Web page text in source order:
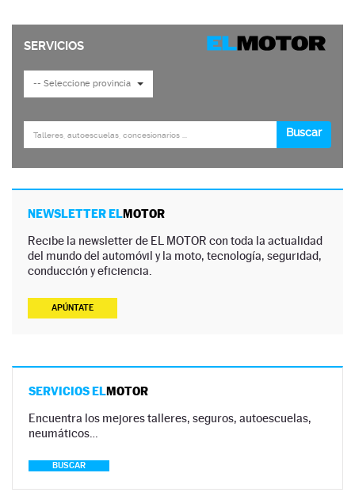
NEWSLETTER ELMOTOR
Recibe la newsletter de EL MOTOR con toda la actualidad
del mundo del automóvil y la moto, tecnología, seguridad,
conducción y eficiencia.
APÚNTATE
SERVICIOS ELMOTOR
Encuentra los mejores talleres, seguros, autoescuelas,
neumáticos…
BUSCAR